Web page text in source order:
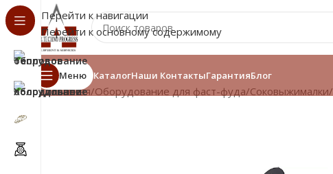
Перейти к навигации
Перейти к основному содержимому
Меню КаталогНаши КонтактыГарантияБлог
Главная/Оборудование для фаст-фуда/Соковыжималки/